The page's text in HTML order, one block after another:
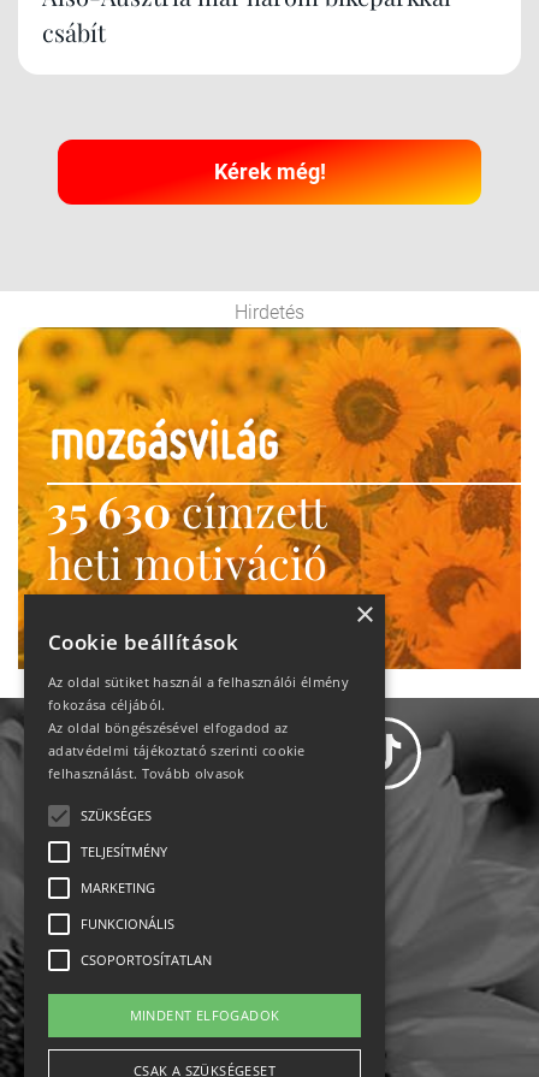
csábít
Kérek még!
Hirdetés
35 630címzett
heti motiváció
Ne maradj le!
Impresszum-kapcsolat
Jogi nyilatkozat
Rólunk
×
Cookie beállítások
Az oldal sütiket használ a felhasználói élmény
fokozása céljából.
Az oldal böngészésével elfogadod az
adatvédelmi tájékoztató szerinti cookie
felhasználást. Tovább olvasok
SZÜKSÉGES
TELJESÍTMÉNY
MARKETING
FUNKCIONÁLIS
CSOPORTOSÍTATLAN
MINDENT ELFOGADOK
CSAK A SZÜKSÉGESET